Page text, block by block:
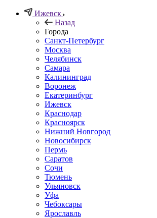
Ижевск
Назад
Города
Санкт-Петербург
Москва
Челябинск
Самара
Калининград
Воронеж
Екатеринбург
Ижевск
Краснодар
Красноярск
Нижний Новгород
Новосибирск
Пермь
Саратов
Сочи
Тюмень
Ульяновск
Уфа
Чебоксары
Ярославль